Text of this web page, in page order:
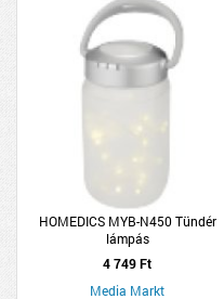
HOMEDICS MYB-N450 Tündér
lámpás
4 749 Ft
Media Markt